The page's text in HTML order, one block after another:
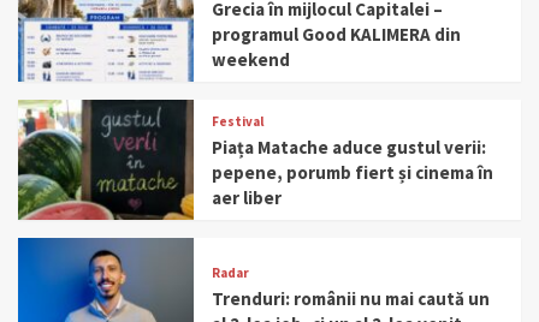
Grecia în mijlocul Capitalei –
programul Good KALIMERA din
weekend
Festival
Piața Matache aduce gustul verii:
pepene, porumb fiert și cinema în
aer liber
Radar
Trenduri: românii nu mai caută un